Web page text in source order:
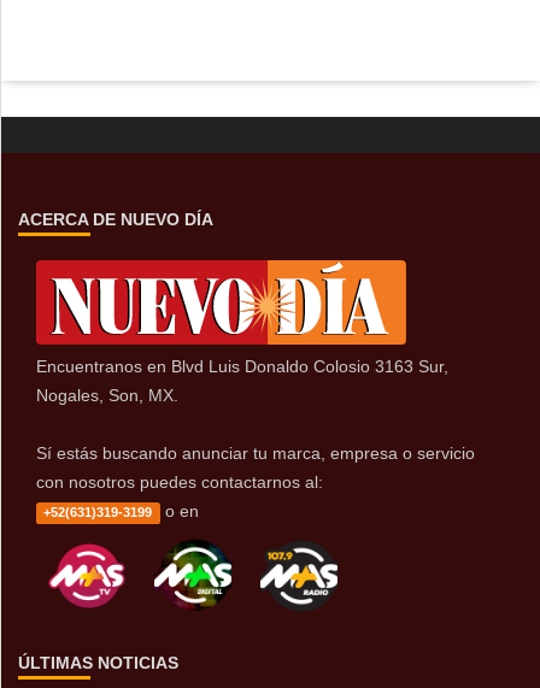
ACERCA DE NUEVO DÍA
Encuentranos en Blvd Luis Donaldo Colosio 3163 Sur,
Nogales, Son, MX.
Sí estás buscando anunciar tu marca, empresa o servicio
con nosotros puedes contactarnos al:
+52(631)319-3199 o en
ÚLTIMAS NOTICIAS